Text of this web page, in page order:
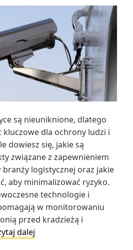
są nieuniknione, dlatego
kluczowe dla ochrony ludzi i
dowiesz się, jakie są
związane z zapewnieniem
branży logistycznej oraz jakie
aby minimalizować ryzyko.
technologie i
w monitorowaniu
przed kradzieżą i
dalej